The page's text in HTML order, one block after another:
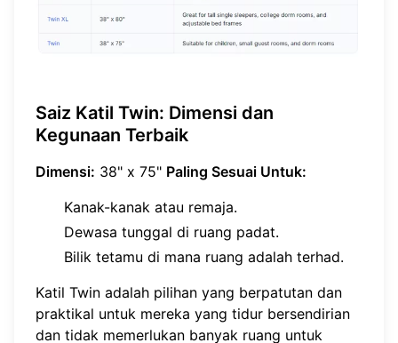
Saiz Katil Twin: Dimensi dan
Kegunaan Terbaik
Dimensi: 38" x 75" Paling Sesuai Untuk:
Kanak-kanak atau remaja.
Dewasa tunggal di ruang padat.
Bilik tetamu di mana ruang adalah terhad.
Katil Twin adalah pilihan yang berpatutan dan
praktikal untuk mereka yang tidur bersendirian
dan tidak memerlukan banyak ruang untuk